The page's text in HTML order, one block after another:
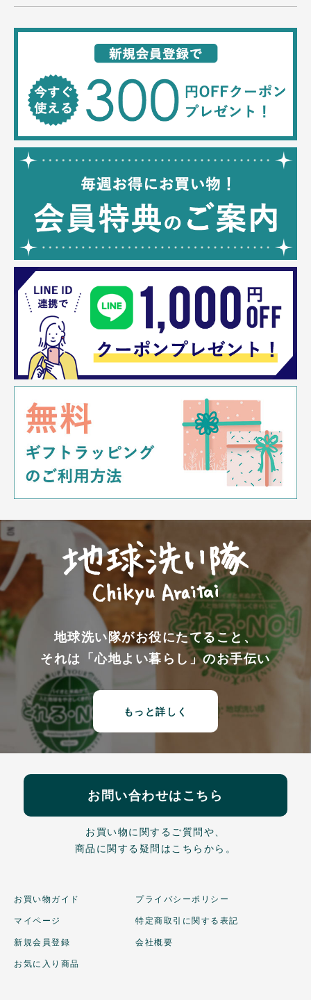
地球洗い隊がお役にたてること、
それは「心地よい暮らし」のお手伝い
もっと詳しく
お問い合わせはこちら
お買い物に関するご質問や、
商品に関する疑問はこちらから。
お買い物ガイド
マイページ
新規会員登録
お気に入り商品
プライバシーポリシー
特定商取引に関する表記
会社概要